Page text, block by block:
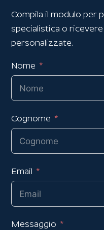
Compila il modulo per
specialistica o
personalizzate.
Nome
Cognome
Email
Messaggio